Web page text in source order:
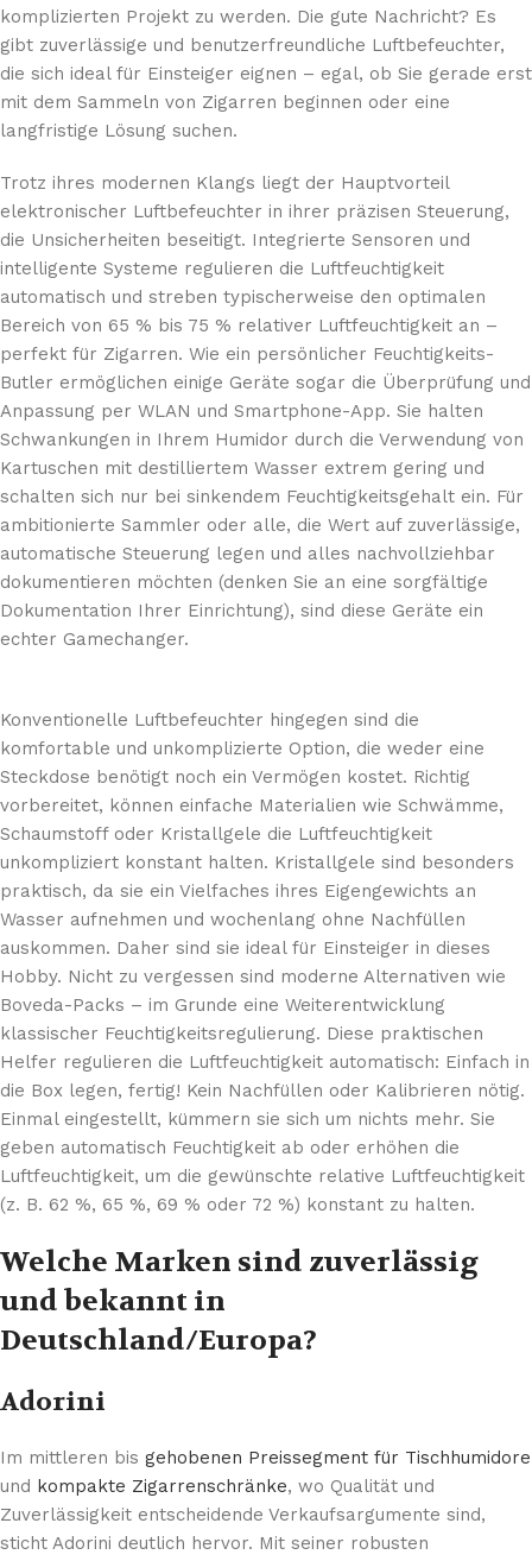
komplizierten Projekt zu werden. Die gute Nachricht? Es
gibt zuverlässige und benutzerfreundliche Luftbefeuchter,
die sich ideal für Einsteiger eignen – egal, ob Sie gerade erst
mit dem Sammeln von Zigarren beginnen oder eine
langfristige Lösung suchen.
Trotz ihres modernen Klangs liegt der Hauptvorteil
elektronischer Luftbefeuchter in ihrer präzisen Steuerung,
die Unsicherheiten beseitigt. Integrierte Sensoren und
intelligente Systeme regulieren die Luftfeuchtigkeit
automatisch und streben typischerweise den optimalen
Bereich von 65 % bis 75 % relativer Luftfeuchtigkeit an –
perfekt für Zigarren. Wie ein persönlicher Feuchtigkeits-
Butler ermöglichen einige Geräte sogar die Überprüfung und
Anpassung per WLAN und Smartphone-App. Sie halten
Schwankungen in Ihrem Humidor durch die Verwendung von
Kartuschen mit destilliertem Wasser extrem gering und
schalten sich nur bei sinkendem Feuchtigkeitsgehalt ein. Für
ambitionierte Sammler oder alle, die Wert auf zuverlässige,
automatische Steuerung legen und alles nachvollziehbar
dokumentieren möchten (denken Sie an eine sorgfältige
Dokumentation Ihrer Einrichtung), sind diese Geräte ein
echter Gamechanger.
Konventionelle Luftbefeuchter hingegen sind die
komfortable und unkomplizierte Option, die weder eine
Steckdose benötigt noch ein Vermögen kostet. Richtig
vorbereitet, können einfache Materialien wie Schwämme,
Schaumstoff oder Kristallgele die Luftfeuchtigkeit
unkompliziert konstant halten. Kristallgele sind besonders
praktisch, da sie ein Vielfaches ihres Eigengewichts an
Wasser aufnehmen und wochenlang ohne Nachfüllen
auskommen. Daher sind sie ideal für Einsteiger in dieses
Hobby. Nicht zu vergessen sind moderne Alternativen wie
Boveda-Packs – im Grunde eine Weiterentwicklung
klassischer Feuchtigkeitsregulierung. Diese praktischen
Helfer regulieren die Luftfeuchtigkeit automatisch: Einfach in
die Box legen, fertig! Kein Nachfüllen oder Kalibrieren nötig.
Einmal eingestellt, kümmern sie sich um nichts mehr. Sie
geben automatisch Feuchtigkeit ab oder erhöhen die
Luftfeuchtigkeit, um die gewünschte relative Luftfeuchtigkeit
(z. B. 62 %, 65 %, 69 % oder 72 %) konstant zu halten.
Welche Marken sind zuverlässig
und bekannt in
Deutschland/Europa?
Adorini
Im mittleren bis gehobenen Preissegment für Tischhumidore
und kompakte Zigarrenschränke, wo Qualität und
Zuverlässigkeit entscheidende Verkaufsargumente sind,
sticht Adorini deutlich hervor. Mit seiner robusten